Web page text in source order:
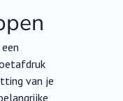
van je